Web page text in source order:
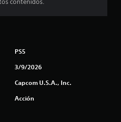
PS5
3/9/2026
Capcom U.S.A., Inc.
Acción